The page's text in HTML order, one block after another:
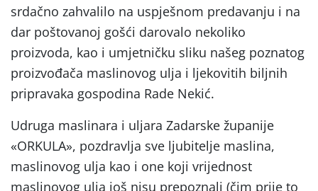
srdačno zahvalilo na uspješnom predavanju i na
dar poštovanoj gošći darovalo nekoliko
proizvoda, kao i umjetničku sliku našeg poznatog
proizvođača maslinovog ulja i ljekovitih biljnih
pripravaka gospodina Rade Nekić.
Udruga maslinara i uljara Zadarske županije
«ORKULA», pozdravlja sve ljubitelje maslina,
maslinovog ulja kao i one koji vrijednost
maslinovog ulja još nisu prepoznali (čim prije to